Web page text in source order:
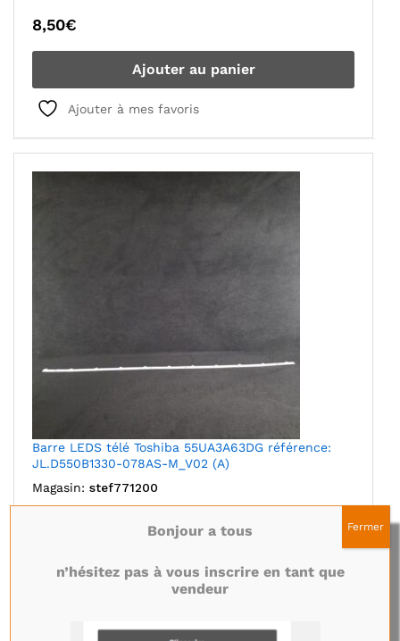
8,50€
Ajouter au panier
Ajouter à mes favoris
Barre LEDS télé Toshiba 55UA3A63DG référence:
JL.D550B1330-078AS-M_V02 (A)
Magasin: stef771200
Ajouter au panier
Bonjour a tous
n’hésitez pas à vous inscrire en tant que
vendeur
Fermer